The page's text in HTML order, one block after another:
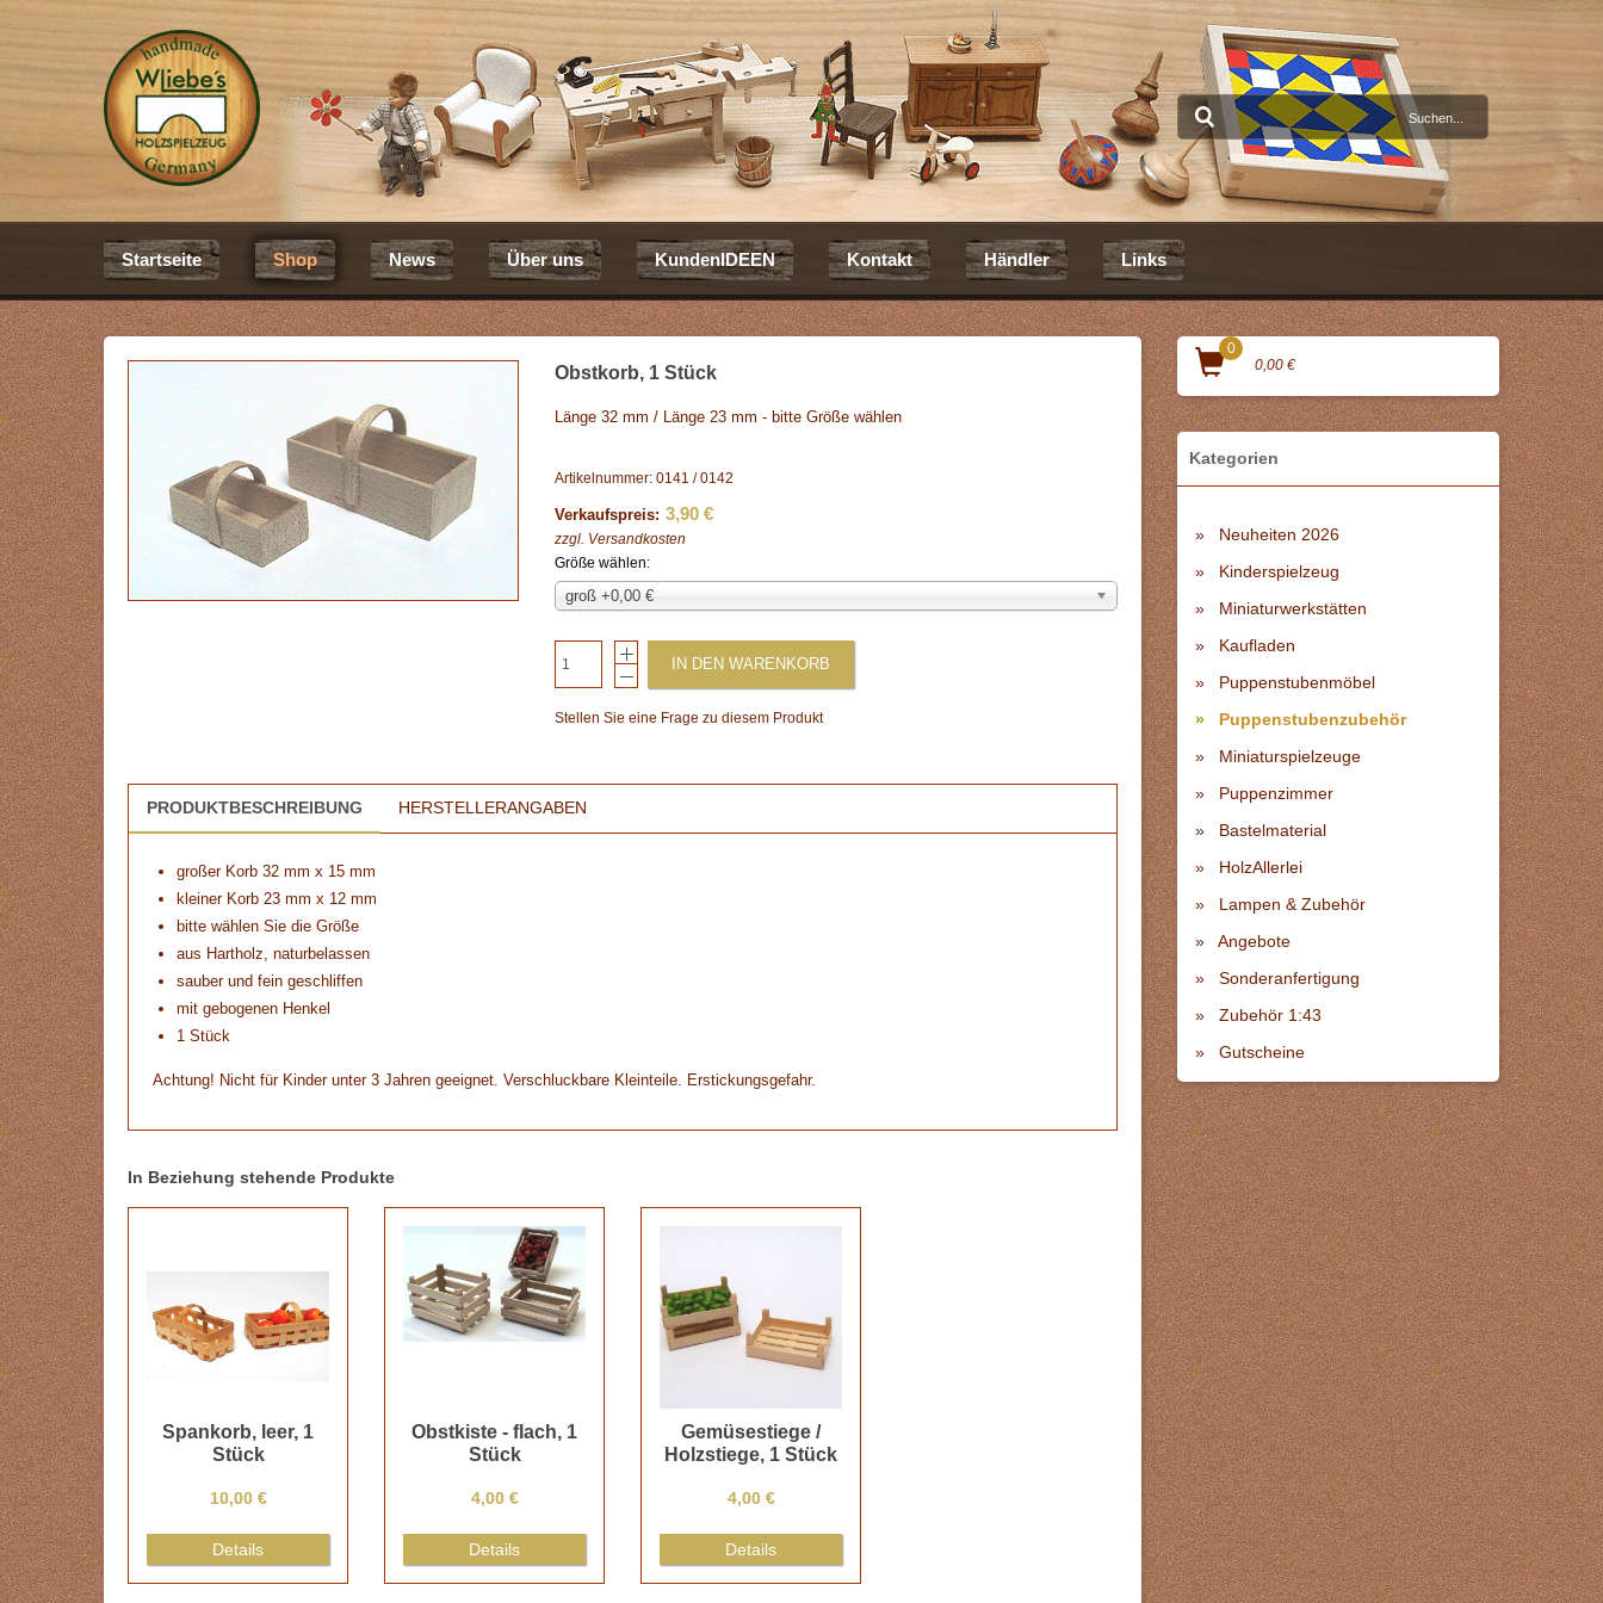
Startseite Shop News Über uns KundenIDEEN Kontakt Händler Links
Obstkorb, 1 Stück
Länge 32 mm / Länge 23 mm - bitte Größe wählen
Artikelnummer: 0141 / 0142
Verkaufspreis: 3,90 €
zzgl. Versandkosten
Größe wählen:
groß +0,00 €
IN DEN WARENKORB
Stellen Sie eine Frage zu diesem Produkt
PRODUKTBESCHREIBUNG HERSTELLERANGABEN
großer Korb 32 mm x 15 mm
kleiner Korb 23 mm x 12 mm
bitte wählen Sie die Größe
aus Hartholz, naturbelassen
sauber und fein geschliffen
mit gebogenen Henkel
1 Stück
Achtung! Nicht für Kinder unter 3 Jahren geeignet. Verschluckbare Kleinteile. Erstickungsgefahr.
In Beziehung stehende Produkte
Spankorb, leer, 1
Stück
10,00 €
Details
Obstkiste - flach, 1
Stück
4,00 €
Details
Gemüsestiege /
Holzstiege, 1 Stück
4,00 €
Details
0
0,00 €
Kategorien
Neuheiten 2026
Kinderspielzeug
Miniaturwerkstätten
Kaufladen
Puppenstubenmöbel
Puppenstubenzubehör
Miniaturspielzeuge
Puppenzimmer
Bastelmaterial
HolzAllerlei
Lampen & Zubehör
Angebote
Sonderanfertigung
Zubehör 1:43
Gutscheine